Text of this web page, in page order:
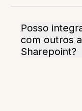
Posso
com outros
Sharepoint?